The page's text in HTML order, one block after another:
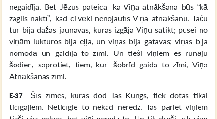
negaidīja. Bet Jēzus pateica, ka Viņa atnākšana būs “kā
zaglis naktī”, kad cilvēki nenojautīs Viņa atnākšanu. Taču
tur bija dažas jaunavas, kuras izgāja Viņu satikt; pusei no
viņām lukturos bija eļļa, un viņas bija gatavas; viņas bija
nomodā un gaidīja to zīmi. Un tieši viņiem es runāju
šodien, saprotiet, tiem, kuri šobrīd gaida to zīmi, Viņa
Atnākšanas zīmi.
E-37
Šīs zīmes, kuras dod Tas Kungs, tiek dotas tikai
ticīgajiem. Neticīgie to nekad neredz. Tas pāriet viņiem